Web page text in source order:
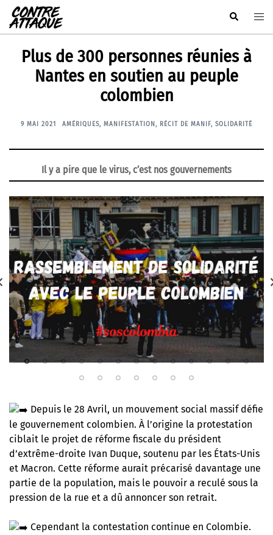
Aller
au
contenu
Rechercher
Plus de 300 personnes réunies à
Nantes en soutien au peuple
colombien
9 MAI 2021 AMÉRIQUES, MANIFESTATION , RÉCIT DE MANIF, SOLIDARITÉ
Il y a pire que le virus, c’est nos gouvernements
Depuis le 28 Avril, un mouvement social massif défie
le gouvernement colombien. À l’origine la protestation
ciblait le projet de réforme fiscale du président
d’extrême-droite Ivan Duque, soutenu par les États-Unis
et Macron. Cette réforme aurait précarisé davantage une
partie de la population, mais le pouvoir a reculé sous la
pression de la rue et a dû annoncer son retrait.
Cependant la contestation continue en Colombie.